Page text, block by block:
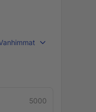
5000